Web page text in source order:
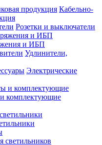
Кабельно-
Розетки и выключатели
и ИБП
Удлинители,
Электрические
комплектующие